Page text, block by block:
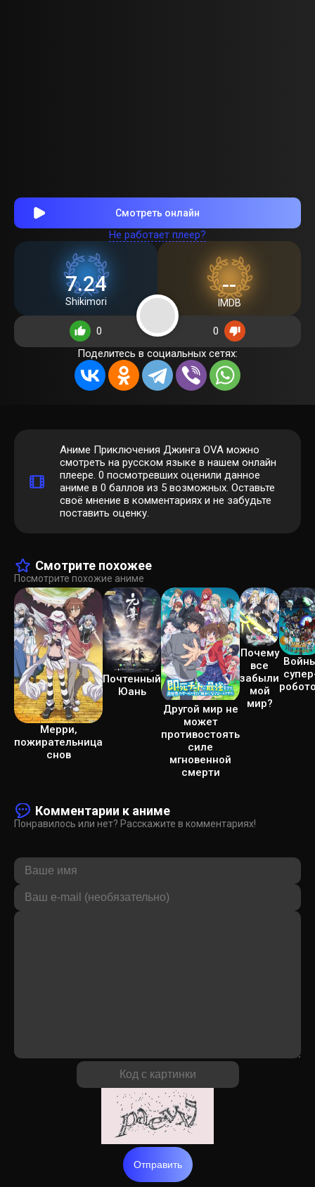
Смотреть онлайн
Не работает плеер?
7.24
Shikimori
--
IMDB
0
0
Поделитесь в социальных сетях:
Аниме Приключения Джинга OVA можно
смотреть на русском языке в нашем онлайн
плеере. 0 посмотревших оценили данное
аниме в 0 баллов из 5 возможных. Оставьте
своё мнение в комментариях и не забудьте
поставить оценку.
Смотрите похожее
Посмотрите похожие аниме
Мерри,
пожирательница
снов
Почтенный
Юань
Другой мир не
может
противостоять
силе
мгновенной
смерти
Почему
все
забыли
мой
мир?
Комментарии к аниме
Понравилось или нет? Расскажите в комментариях!
Отправить